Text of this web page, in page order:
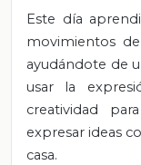
Este día
movimientos
ayudándote de
usar la
creatividad
expresar ideas
casa.